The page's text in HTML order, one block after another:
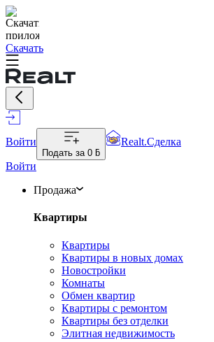
Скачать
Войти
Подать за 0 ƃ
Realt.Сделка
Войти
Продажа
Квартиры
Квартиры
Квартиры в новых домах
Новостройки
Комнаты
Обмен квартир
Квартиры с ремонтом
Квартиры без отделки
Элитная недвижимость